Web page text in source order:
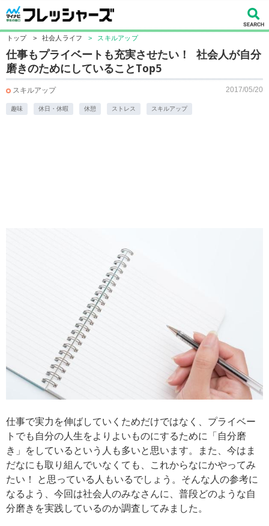
トップ > 社会人ライフ > スキルアップ
仕事もプライベートも充実させたい！ 社会人が自分
磨きのためにしていることTop5
スキルアップ 2017/05/20
趣味 休日・休暇 休憩 ストレス スキルアップ
仕事で実力を伸ばしていくためだけではなく、プライベー
トでも自分の人生をよりよいものにするために「自分磨
き」をしているという人も多いと思います。また、今はま
だなにも取り組んでいなくても、これからなにかやってみ
たい！ と思っている人もいるでしょう。そんな人の参考に
なるよう、今回は社会人のみなさんに、普段どのような自
分磨きを実践しているのか調査してみました。